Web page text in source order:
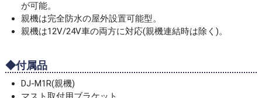
が可能。
親機は完全防水の屋外設置可能型。
親機は12V/24V車の両方に対応(親機連結時は除く)。
◆付属品
DJ-M1R(親機)